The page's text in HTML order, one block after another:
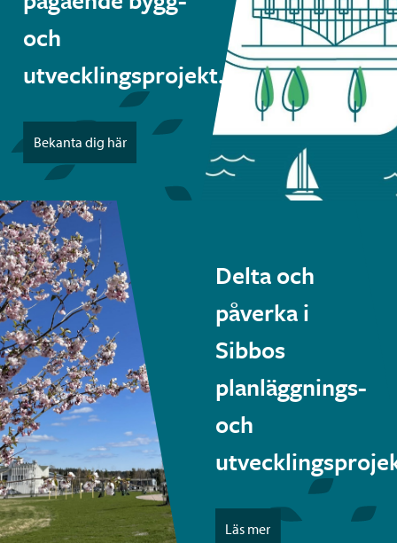
och
utvecklingsprojekt.
Bekanta dig här
Delta och
påverka i
Sibbos
planläggnings-
och
Läs mer